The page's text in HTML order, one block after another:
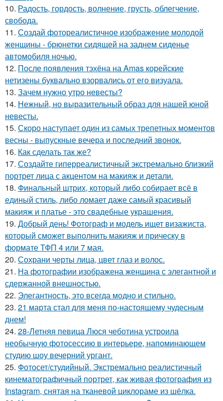
10. Радость, гордость, волнение, грусть, облегчение,
свобода.
11. Создай фотореалистичное изображение молодой
женщины - брюнетки сидящей на заднем сиденье
автомобиля ночью.
12. После появления тэхёна на Amas корейские
нетизены буквально взорвались от его визуала.
13. Зачем нужно утро невесты?
14. Нежный, но выразительный образ для нашей юной
невесты.
15. Скоро наступает один из самых трепетных моментов
весны - выпускные вечера и последний звонок.
16. Как сделать так же?
17. Создайте гиперреалистичный экстремально близкий
портрет лица с акцентом на макияж и детали.
18. Финальный штрих, который либо собирает всё в
единый стиль, либо ломает даже самый красивый
макияж и платье - это свадебные украшения.
19. Добрый день! Фотограф и модель ищет визажиста,
который сможет выполнить макияж и прическу в
формате ТФП 4 или 7 мая.
20. Сохрани черты лица, цвет глаз и волос.
21. На фотографии изображена женщина с элегантной и
сдержанной внешностью.
22. Элегантность, это всегда модно и стильно.
23. 21 марта стал для меня по-настоящему чудесным
днем!
24. 28-Летняя певица Люся чеботина устроила
необычную фотосессию в интерьере, напоминающем
студию шоу вечерний ургант.
25. Фотосет/студийный. Экстремально реалистичный
кинематографичный портрет, как живая фотография из
Instagram, снятая на тканевой циклораме из шёлка.